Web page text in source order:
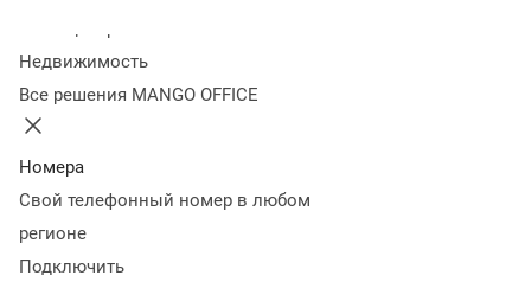
Недвижимость
Все решения MANGO OFFICE
Номера
Свой телефонный номер в любом
регионе
Подключить
Виртуальную АТС со
скидкой до 30%
01 октября 2025
пропущенных звонков от клиентов и увеличить
конверсию в продажи